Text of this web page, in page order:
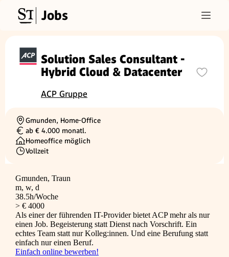
Jobs
Solution Sales Consultant -
Hybrid Cloud & Datacenter
ACP Gruppe
Ortschaft
Gmunden, Home-Office
Gehalt
ab € 4.000 monatl.
Homeoffice möglich
Beschäftigungsart
Vollzeit
Gmunden, Traun
m, w, d
38.5h/Woche
> € 4000
Als einer der führenden IT-Provider bietet ACP mehr als nur
einen Job. Begeisterung statt Dienst nach Vorschrift. Ein
echtes Team statt nur Kolleg:innen. Und eine Berufung statt
einfach nur einen Beruf.
Einfach online bewerben!